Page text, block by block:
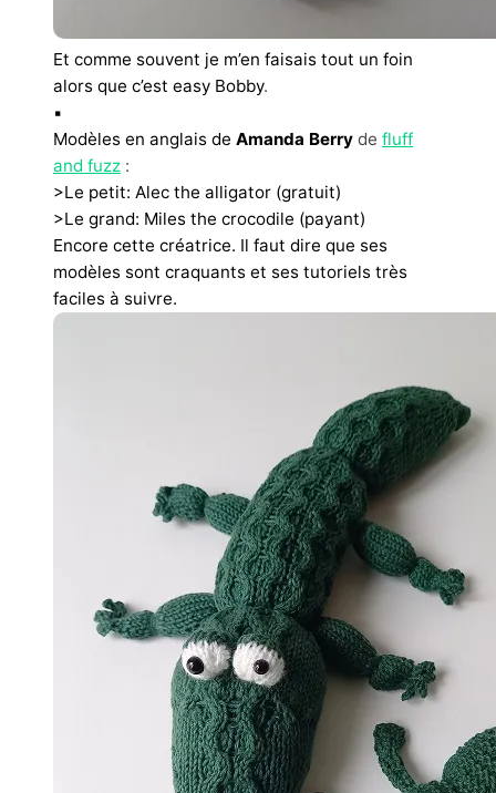
Et comme souvent je m’en faisais tout un foin
alors que c’est easy Bobby.
▪︎
Modèles en anglais de Amanda Berry de fluff
and fuzz :
>Le petit: Alec the alligator (gratuit)
>Le grand: Miles the crocodile (payant)
Encore cette créatrice. Il faut dire que ses
modèles sont craquants et ses tutoriels très
faciles à suivre.